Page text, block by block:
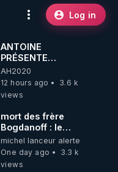
Log in
ANTOINE
PRÉSENTE
AH2020 LE LIVE
20H ***DU
06/08/2026***
AH2020
12 hours ago
3.6 k
views
mort des frère
Bogdanoff : le
mensonge d état
michel lanceur alerte
One day ago
3.3 k
views